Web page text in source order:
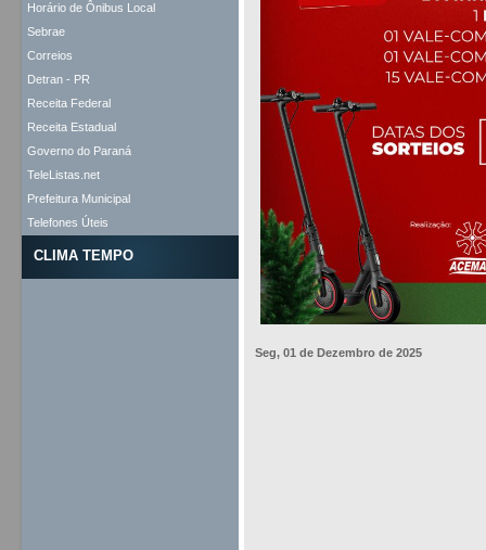
Horário de Ônibus Local
Sebrae
Correios
Detran - PR
Receita Federal
Receita Estadual
Governo do Paraná
TeleListas.net
Prefeitura Municipal
Telefones Úteis
CLIMA TEMPO
Seg, 01 de Dezembro de 2025